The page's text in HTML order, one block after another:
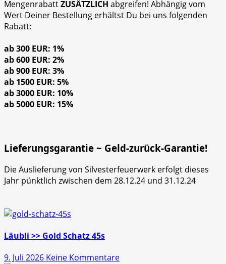
MengenrabattZUSÄTZLICH abgreifen! Abhängig vom
Wert Deiner Bestellung erhältst Du bei uns folgenden
Rabatt:
ab 300 EUR: 1%
ab 600 EUR: 2%
ab 900 EUR: 3%
ab 1500 EUR: 5%
ab 3000 EUR: 10%
ab 5000 EUR: 15%
Lieferungsgarantie ~ Geld-zurück-Garantie!
Die Auslieferung von Silvesterfeuerwerk erfolgt dieses
Jahr pünktlich zwischen dem 28.12.24 und 31.12.24
Läubli >> Gold Schatz 45s
9. Juli 2026 Keine Kommentarezu